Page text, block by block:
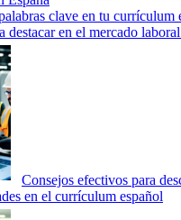
clave en tu currículum
destacar en el mercado
Consejos efectivos para
en el currículum español